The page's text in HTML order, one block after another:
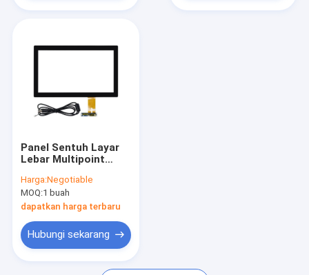
Panel Sentuh Layar
Lebar Multipoint
Kapasitif Proyeksi
17,3 Inch
Harga:Negotiable
MOQ:1 buah
dapatkan harga terbaru
Hubungi sekarang